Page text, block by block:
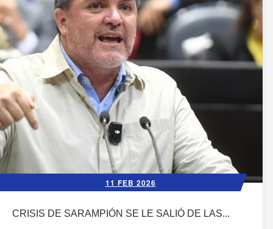
11 FEB 2026
CRISIS DE SARAMPIÓN SE LE SALIÓ DE LAS...